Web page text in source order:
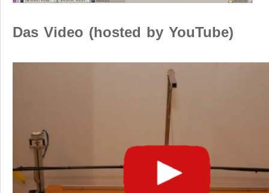
Das Video (hosted by YouTube)